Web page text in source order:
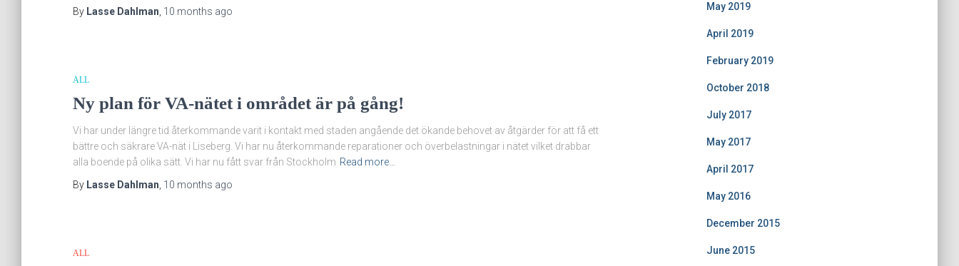
By Lasse Dahlman 10 months ago
ALL
Ny plan för VA-nätet i området är på gång!
Vi har under längre tid återkommande varit i kontakt med staden angående det ökande behovet av åtgärder för att få ett
bättre och säkrare VA-nät i Liseberg. Vi har nu återkommande reparationer och överbelastningar i nätet vilket drabbar
alla boende på olika sätt. Vi har nu fått svar från Stockholm Read more…
By Lasse Dahlman 10 months ago
ALL
May 2019
April 2019
February 2019
October 2018
July 2017
May 2017
April 2017
May 2016
December 2015
June 2015